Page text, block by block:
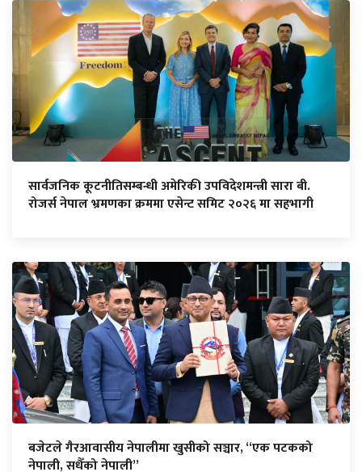
सार्वजनिक कूटनीतिसम्बन्धी अमेरिकी उपविदेशमन्त्री सारा बी.
रोजर्स नेपाल भ्रमणका क्रममा एसेन्ट समिट २०२६ मा सहभागी
बजेटले गैरआवासीय नेपालीमा खुसीको सञ्चार, “एक पटकको
नेपाली, सधैँको नेपाली”